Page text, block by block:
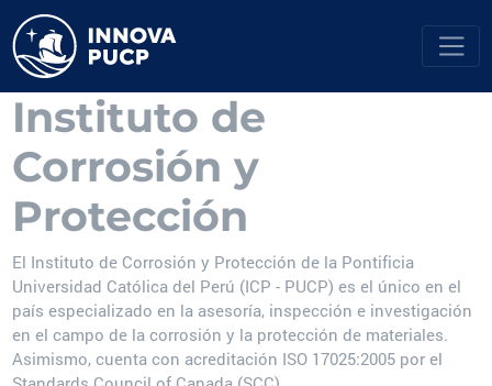
Instituto de
Corrosión y
Protección
El Instituto de Corrosión y Protección de la Pontificia
Universidad Católica del Perú (ICP - PUCP) es el único en el
país especializado en la asesoría, inspección e investigación
en el campo de la corrosión y la protección de materiales.
Asimismo, cuenta con acreditación ISO 17025:2005 por el